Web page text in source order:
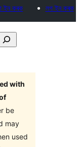
ইন কৰক
লগ ইন কৰক
with
be
may
used